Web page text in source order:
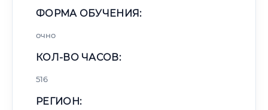
ФОРМА ОБУЧЕНИЯ:
очно
КОЛ-ВО ЧАСОВ:
516
РЕГИОН: